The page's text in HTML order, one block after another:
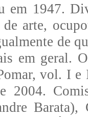
em 1947.
arte,
de
em geral.
vol. I e
2004.